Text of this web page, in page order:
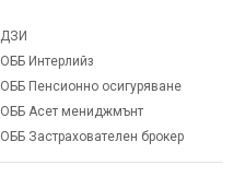
ДЗИ
ОББ Интерлийз
ОББ Пенсионно осигуряване
ОББ Асет мениджмънт
ОББ Застрахователен брокер